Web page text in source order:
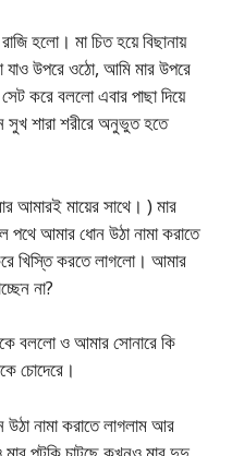
হলো। মা চিত হয়ে বিছানায়
উপরে ওঠো, আমি মার উপরে
করে বললো এবার পাছা দিয়ে
সুখ শারা শরীরে অনুভুত হতে
আমারই মায়ের সাথে। ) মার
পথে আমার ধোন উঠা নামা করাতে
খিস্তি করতে লাগলো। আমার
না?
বললো ও আমার সোনারে কি
চোদেরে।
নামা করাতে লাগলাম আর